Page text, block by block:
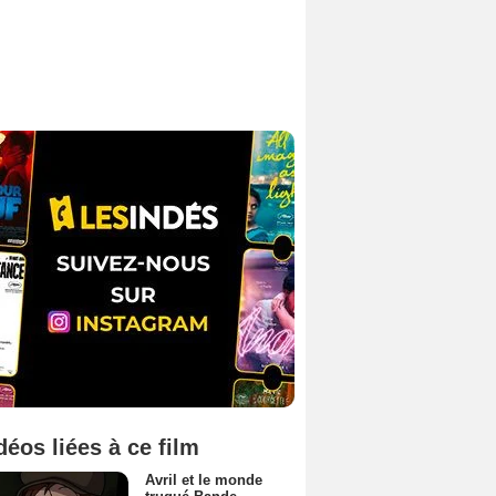
liées à ce film
Avril et le monde